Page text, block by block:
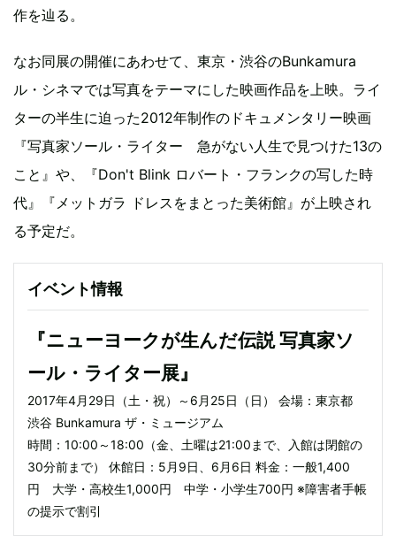
作を辿る。
なお同展の開催にあわせて、東京・渋谷のBunkamura
ル・シネマでは写真をテーマにした映画作品を上映。ライ
ターの半生に迫った2012年制作のドキュメンタリー映画
『写真家ソール・ライター 急がない人生で見つけた13の
こと』や、『Don't Blink ロバート・フランクの写した時
代』『メットガラ ドレスをまとった美術館』が上映され
る予定だ。
イベント情報
『ニューヨークが生んだ伝説 写真家ソ
ール・ライター展』
2017年4月29日（土・祝）～6月25日（日） 会場：東京都
渋谷 Bunkamura ザ・ミュージアム
時間：10:00～18:00（金、土曜は21:00まで、入館は閉館の
30分前まで） 休館日：5月9日、6月6日 料金：一般1,400
円 大学・高校生1,000円 中学・小学生700円 ※障害者手帳
の提示で割引